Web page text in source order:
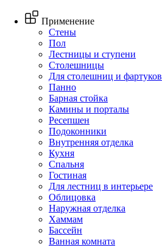
Применение
Стены
Пол
Лестницы и ступени
Столешницы
Для столешниц и фартуков
Панно
Барная стойка
Камины и порталы
Ресепшен
Подоконники
Внутренняя отделка
Кухня
Спальня
Гостиная
Для лестниц в интерьере
Облицовка
Наружная отделка
Хаммам
Бассейн
Ванная комната